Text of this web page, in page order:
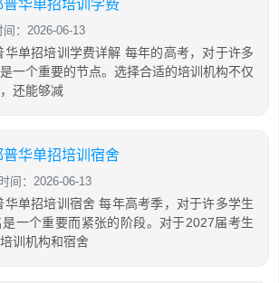
华单招培训学费
间：2026-06-13
华单招培训学费详解 每年的高考，对于许多
一个重要的节点。选择合适的培训机构不仅
还能够减
华单招培训宿舍
间：2026-06-13
华单招培训宿舍 每年高考季，对于许多学生
一个重要而紧张的阶段。对于2027届考生
训机构和宿舍